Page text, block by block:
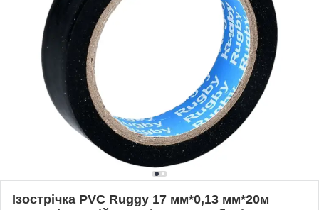
Ізострічка PVC Ruggy 17 мм*0,13 мм*20м